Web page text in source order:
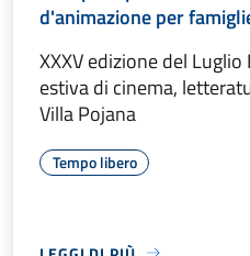
d'animazione per
XXXV edizione del
estiva di cinema,
Villa Pojana
Tempo libero